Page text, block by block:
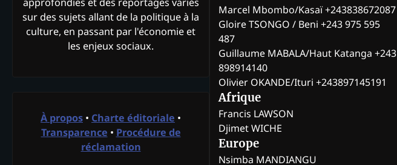
sur des sujets allant de la politique à la
culture, en passant par l'économie et
les enjeux sociaux.
À propos • Charte éditoriale •
Transparence • Procédure de
réclamation
Marcel Mbombo/Kasaï +243838672087
Gloire TSONGO / Beni +243 975 595
487
Guillaume MABALA/Haut Katanga +243
898914140
Olivier OKANDE/Ituri +243897145191
Afrique
Francis LAWSON
Djimet WICHE
Europe
Nsimba MANDIANGU